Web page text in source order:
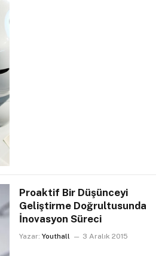
Proaktif Bir Düşünceyi
Geliştirme Doğrultusunda
İnovasyon Süreci
Yazar: Youthall 3 Aralık 2015